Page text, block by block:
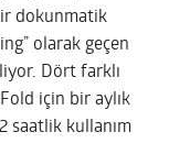
dokunmatik
olarak geçen
Dört farklı
için bir aylık
saatlik kullanım